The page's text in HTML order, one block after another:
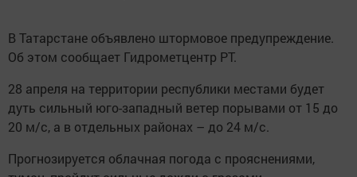
В Татарстане объявлено штормовое предупреждение.
Об этом сообщает Гидрометцентр РТ.
28 апреля на территории республики местами будет
дуть сильный юго-западный ветер порывами от 15 до
20 м/с, а в отдельных районах – до 24 м/с.
Прогнозируется облачная погода с прояснениями,